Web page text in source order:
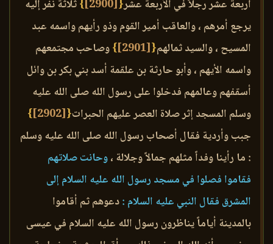
أربعة عشر رجلاً في الأربعة عشر{
[2900]
}ثلاثة نفر إليه
يرجع أمرهم ، والعاقب أمير القوم وذو رأيهم واسمه عبد
المسيح ، والسيد ثمالهم{
[2901]
}وصاحب مجتمعهم
واسمه الأيهم ، وأبو حارثة بن علقمة أسد بني بكر بن وائل
أسقفهم وعالمهم فدخلوا على رسول الله صلى الله عليه
وسلم المسجد إثر صلاة العصر عليهم الحبرات{
[2902]
}
جبب وأردية فقال أصحاب رسول الله صلى الله عليه وسلم
: ما رأينا وفداً مثلهم جمالاً وجلالة ،وحانت صلاتهم
فقاموا فصلوا في مسجد رسول الله عليه السلام إلى
المشرق فقال النبي عليه السلام :دعوهم ثم أقاموا
بالمدينة أياماً يناظرون رسول الله عليه السلام في عيسى